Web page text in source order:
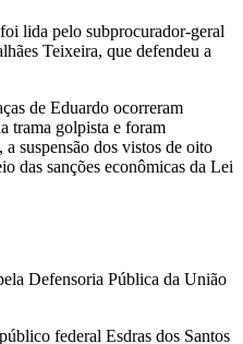
lida pelo subprocurador-geral
Teixeira, que defendeu a
de Eduardo ocorreram
trama golpista e foram
suspensão dos vistos de oito
das sanções econômicas da Lei
Defensoria Pública da União
federal Esdras dos Santos